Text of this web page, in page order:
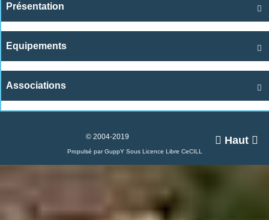

Présentation

Equipements

Associations
 Haut 
© 2004-2019
Propulsé par GuppY Sous Licence Libre CeCILL